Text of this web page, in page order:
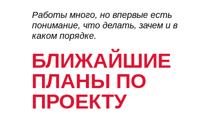
Работы много, но впервые есть
понимание, что делать, зачем и в
каком порядке.
БЛИЖАЙШИЕ
ПЛАНЫ ПО
ПРОЕКТУ